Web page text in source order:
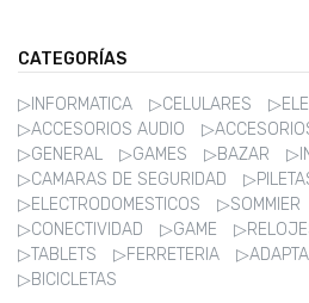
CATEGORÍAS
▷INFORMATICA ▷CELULARES
▷ACCESORIOS AUDIO
▷GENERAL
▷GAMES ▷BAZAR
▷CAMARAS DE SEGURIDAD
▷ELECTRODOMESTICOS
▷SOMMIER
▷CONECTIVIDAD
▷GAME
▷TABLETS
▷FERRETERIA
▷BICICLETAS